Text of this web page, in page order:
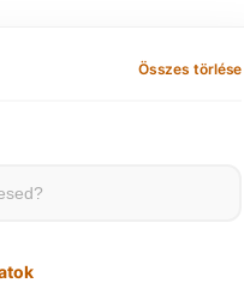
Összes törlése